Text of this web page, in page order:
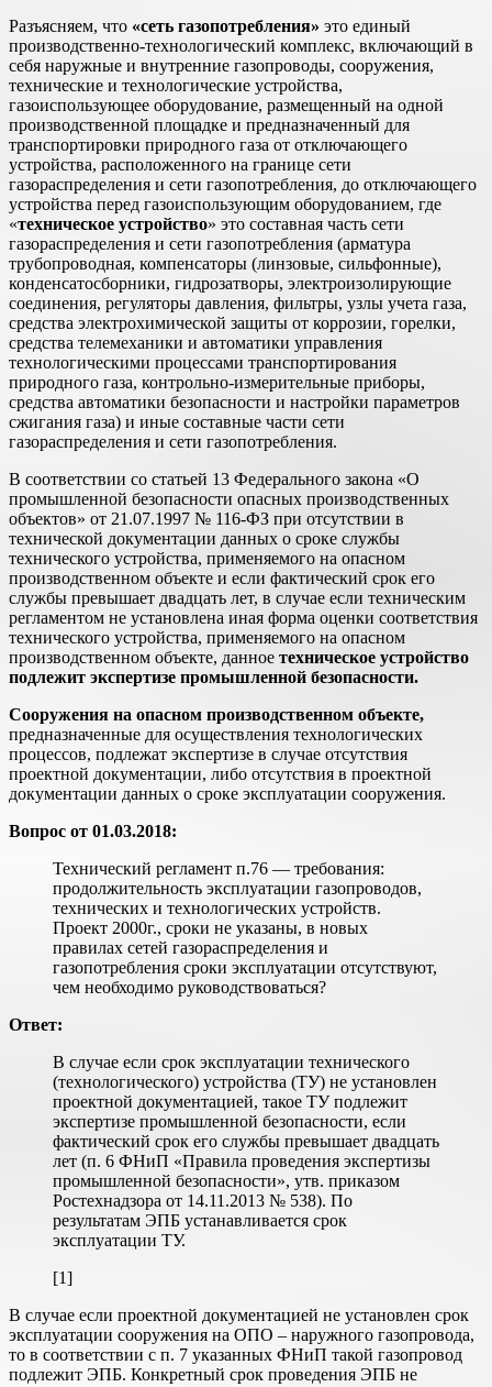
Разъясняем, что «сеть газопотребления» это единый
производственно-технологический комплекс, включающий в
себя наружные и внутренние газопроводы, сооружения,
технические и технологические устройства,
газоиспользующее оборудование, размещенный на одной
производственной площадке и предназначенный для
транспортировки природного газа от отключающего
устройства, расположенного на границе сети
газораспределения и сети газопотребления, до отключающего
устройства перед газоиспользующим оборудованием, где
«техническое устройство» это составная часть сети
газораспределения и сети газопотребления (арматура
трубопроводная, компенсаторы (линзовые, сильфонные),
конденсатосборники, гидрозатворы, электроизолирующие
соединения, регуляторы давления, фильтры, узлы учета газа,
средства электрохимической защиты от коррозии, горелки,
средства телемеханики и автоматики управления
технологическими процессами транспортирования
природного газа, контрольно-измерительные приборы,
средства автоматики безопасности и настройки параметров
сжигания газа) и иные составные части сети
газораспределения и сети газопотребления.
В соответствии со статьей 13 Федерального закона «О
промышленной безопасности опасных производственных
объектов» от 21.07.1997 № 116-ФЗ при отсутствии в
технической документации данных о сроке службы
технического устройства, применяемого на опасном
производственном объекте и если фактический срок его
службы превышает двадцать лет, в случае если техническим
регламентом не установлена иная форма оценки соответствия
технического устройства, применяемого на опасном
производственном объекте, данное техническое устройство
подлежит экспертизе промышленной безопасности.
Сооружения на опасном производственном объекте,
предназначенные для осуществления технологических
процессов, подлежат экспертизе в случае отсутствия
проектной документации, либо отсутствия в проектной
документации данных о сроке эксплуатации сооружения.
Вопрос от 01.03.2018:
Технический регламент п.76 — требования:
продолжительноcть эксплуатации газопроводов,
технических и технологических устройств.
Проект 2000г., сроки не указаны, в новых
правилах сетей газораспределения и
газопотребления сроки эксплуатации отсутствуют,
чем необходимо руководствоваться?
Ответ:
В случае если срок эксплуатации технического
(технологического) устройства (ТУ) не установлен
проектной документацией, такое ТУ подлежит
экспертизе промышленной безопасности, если
фактический срок его службы превышает двадцать
лет (п. 6 ФНиП «Правила проведения экспертизы
промышленной безопасности», утв. приказом
Ростехнадзора от 14.11.2013 № 538). По
результатам ЭПБ устанавливается срок
эксплуатации ТУ.
[1]
В случае если проектной документацией не установлен срок
эксплуатации сооружения на ОПО – наружного газопровода,
то в соответствии с п. 7 указанных ФНиП такой газопровод
подлежит ЭПБ. Конкретный срок проведения ЭПБ не